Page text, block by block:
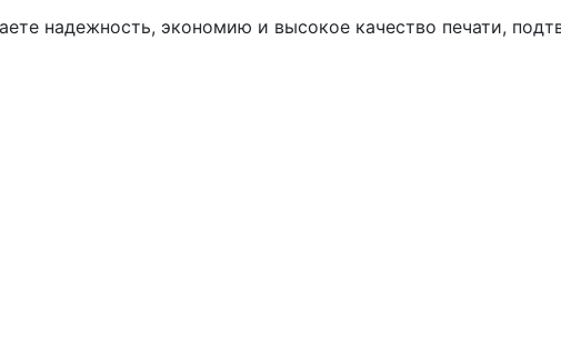
надежность, экономию и высокое качество печати,